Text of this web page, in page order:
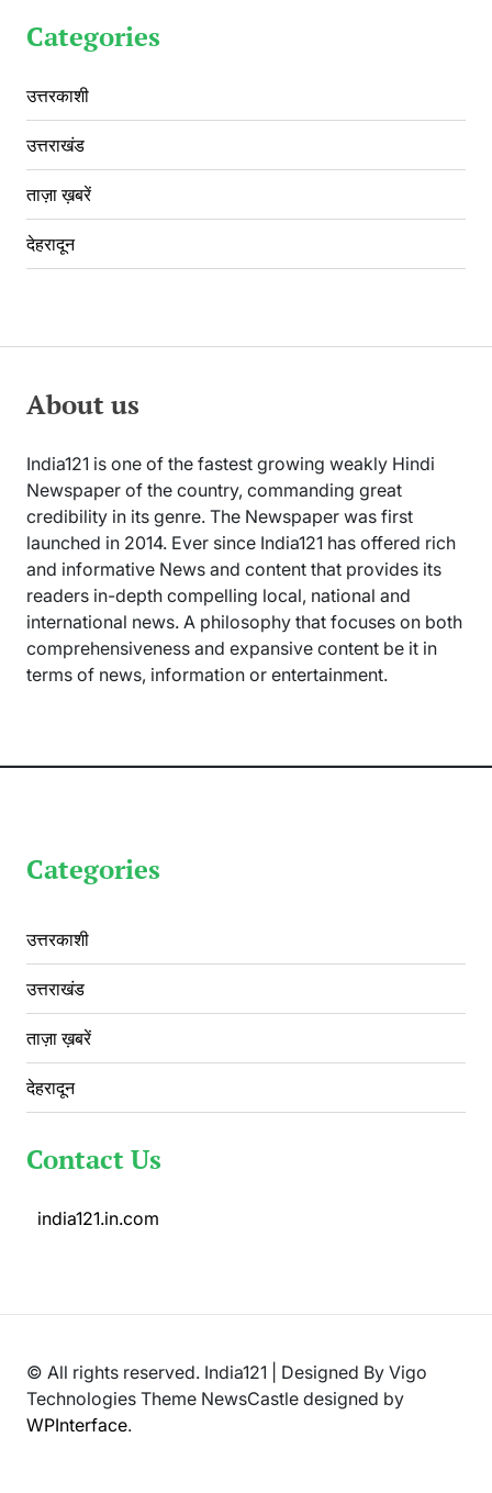
Categories
उत्तरकाशी
उत्तराखंड
ताज़ा ख़बरें
देहरादून
About us
India121 is one of the fastest growing weakly Hindi
Newspaper of the country, commanding great
credibility in its genre. The Newspaper was first
launched in 2014. Ever since India121 has offered rich
and informative News and content that provides its
readers in-depth compelling local, national and
international news. A philosophy that focuses on both
comprehensiveness and expansive content be it in
terms of news, information or entertainment.
Categories
उत्तरकाशी
उत्तराखंड
ताज़ा ख़बरें
देहरादून
Contact Us
india121.in.com
© All rights reserved. India121 | Designed By Vigo
Technologies Theme NewsCastle designed by
WPInterface.